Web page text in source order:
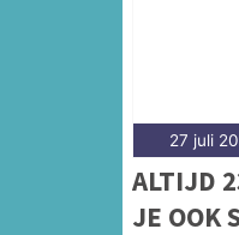
27 juli
ALTIJD
JE OOK